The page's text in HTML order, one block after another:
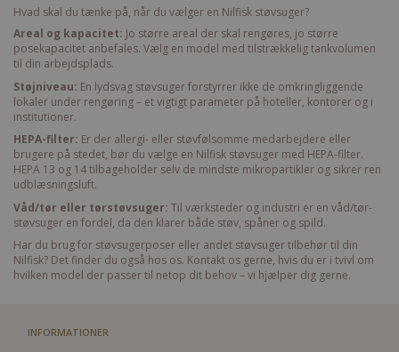
Hvad skal du tænke på, når du vælger en Nilfisk støvsuger?
Areal og kapacitet: Jo større areal der skal rengøres, jo større
posekapacitet anbefales. Vælg en model med tilstrækkelig tankvolumen
til din arbejdsplads.
Støjniveau: En lydsvag støvsuger forstyrrer ikke de omkringliggende
lokaler under rengøring – et vigtigt parameter på hoteller, kontorer og i
institutioner.
HEPA-filter: Er der allergi- eller støvfølsomme medarbejdere eller
brugere på stedet, bør du vælge en Nilfisk støvsuger med HEPA-filter.
HEPA 13 og 14 tilbageholder selv de mindste mikropartikler og sikrer ren
udblæsningsluft.
Våd/tør eller tørstøvsuger: Til værksteder og industri er en våd/tør-
støvsuger en fordel, da den klarer både støv, spåner og spild.
Har du brug for støvsugerposer eller andet støvsuger tilbehørtil din
Nilfisk? Det finder du også hos os. Kontakt os gerne, hvis du er i tvivl om
hvilken model der passer til netop dit behov – vi hjælper dig gerne.
INFORMATIONER